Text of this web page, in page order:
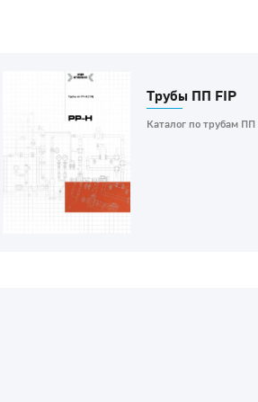
Трубы ПП FIP
Каталог по трубам ПП